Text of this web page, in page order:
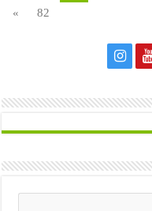
82
»